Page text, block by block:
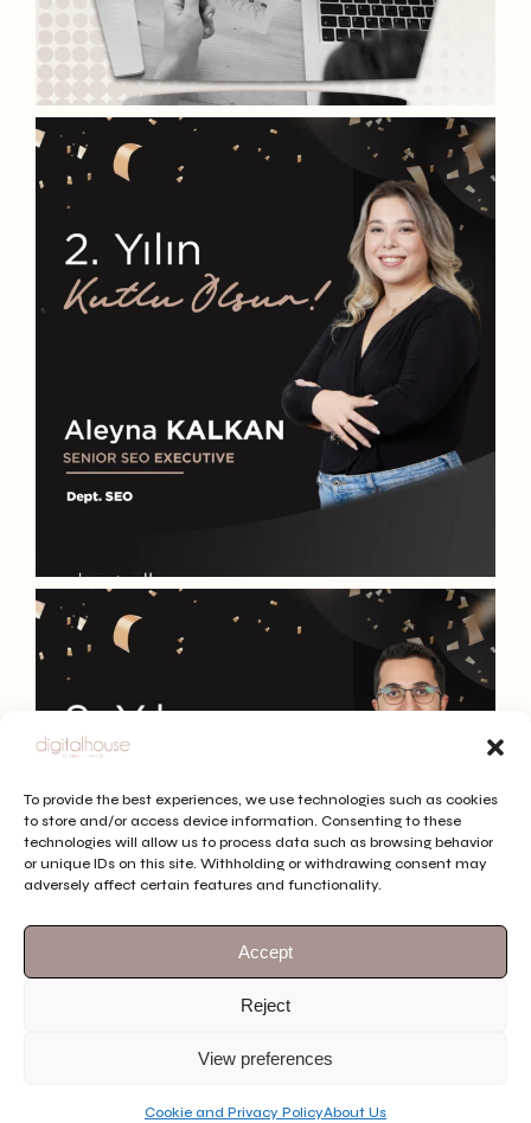
To provide the best experiences, we use technologies such as cookies
to store and/or access device information. Consenting to these
technologies will allow us to process data such as browsing behavior
or unique IDs on this site. Withholding or withdrawing consent may
adversely affect certain features and functionality.
Accept
Reject
View preferences
Cookie and Privacy PolicyAbout Us